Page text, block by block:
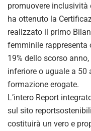
promuovere inclusività
ha ottenuto la
realizzato il primo
femminile rappresenta
19% dello scorso anno,
inferiore o uguale a 50
formazione erogate.
L’intero Report
sul sito
costituirà un vero e